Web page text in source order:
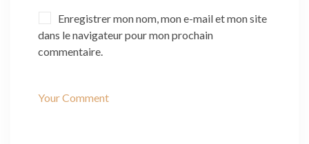
Enregistrer mon nom, mon e-mail et mon site
dans le navigateur pour mon prochain
commentaire.